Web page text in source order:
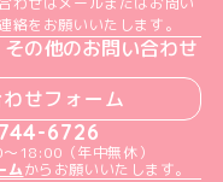
絡をお願いいたします。
の他のお問い合わせ
せフォーム
6726
18:00（年中無休）
ムからお願いいたします。